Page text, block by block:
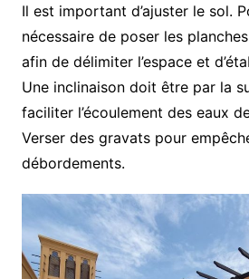
Il est important d’ajuster le sol.
nécessaire de poser les
afin de délimiter l’espace et
Une inclinaison doit être par la
faciliter l’écoulement des eaux
Verser des gravats pour
débordements.